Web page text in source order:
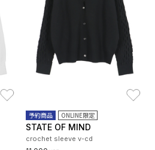
予約商品 ONLINE限定
STATE OF MIND
crochet sleeve v-cd